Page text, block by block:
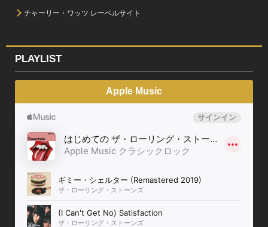
チャーリー・ワッツ レーベルサイト
PLAYLIST
Apple Music